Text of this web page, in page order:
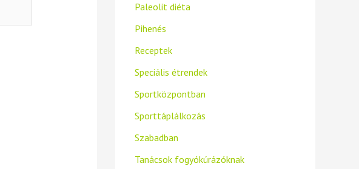
Paleolit diéta
Pihenés
Receptek
Speciális étrendek
Sportközpontban
Sporttáplálkozás
Szabadban
Tanácsok fogyókúrázóknak